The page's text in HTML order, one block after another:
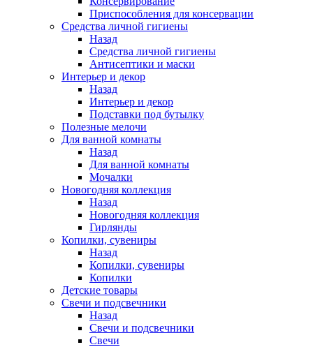
Приспособления для консервации
Средства личной гигиены
Назад
Средства личной гигиены
Антисептики и маски
Интерьер и декор
Назад
Интерьер и декор
Подставки под бутылку
Полезные мелочи
Для ванной комнаты
Назад
Для ванной комнаты
Мочалки
Новогодняя коллекция
Назад
Новогодняя коллекция
Гирлянды
Копилки, сувениры
Назад
Копилки, сувениры
Копилки
Детские товары
Свечи и подсвечники
Назад
Свечи и подсвечники
Свечи